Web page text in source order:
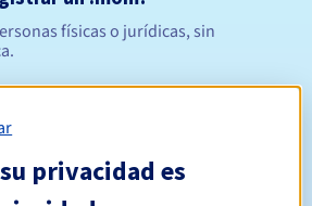
físicas o jurídicas, sin
privacidad es